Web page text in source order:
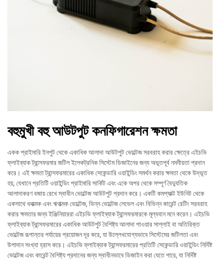
বহুমুখী বহু আউটপুট কনফিগারেশন ক্ষমতা
একক প্রাইমারি ইনপুট থেকে একাধিক আলাদা আউটপুট ভোল্টেজ সরবরাহ করার ক্ষেত্রে এইচভি
ফ্লাইব্যাক ট্রান্সফরমার জটিল ইলেকট্রনিক সিস্টেম ডিজাইনের জন্য অভূতপূর্ব নমনীয়তা প্রদান
করে। এই ক্ষমতা ট্রান্সফরমারের একাধিক সেকেন্ডারি ওয়াইন্ডিং সমর্থন করার ক্ষমতা থেকে উদ্ভূত
হয়, যেখানে প্রতিটি ওয়াইন্ডিং প্রাইমারি সার্কিট এবং একে অপর থেকে সম্পূর্ণ বৈদ্যুতিক
আলাদাকরণ বজায় রেখে স্বাধীন ভোল্টেজ আউটপুট প্রদান করে। একটি কমপ্যাক্ট ইউনিট থেকে
একসাথে ধনাত্মক এবং ঋণাত্মক ভোল্টেজ, ভিন্ন ভোল্টেজ লেভেল এবং বিভিন্ন কারেন্ট রেটিং সরবরাহ
করার ক্ষমতার জন্য ইঞ্জিনিয়াররা এইচভি ফ্লাইব্যাক ট্রান্সফরমারকে মূল্যবান মনে করেন। এইচভি
ফ্লাইব্যাক ট্রান্সফরমারের একাধিক আউটপুট বৈশিষ্ট্য আলাদা পাওয়ার সাপ্লাই বা অতিরিক্ত
ভোল্টেজ রূপান্তর পর্যায়ের প্রয়োজন দূর করে, যা উল্লেখযোগ্যভাবে সিস্টেমের জটিলতা এবং
উপাদান সংখ্যা হ্রাস করে। এইচভি ফ্লাইব্যাক ট্রান্সফরমারের প্রতিটি সেকেন্ডারি ওয়াইন্ডিং নির্দিষ্ট
ভোল্টেজ এবং কারেন্ট বৈশিষ্ট্য প্রদানের জন্য স্বাধীনভাবে ডিজাইন করা যেতে পারে, যা নির্দিষ্ট